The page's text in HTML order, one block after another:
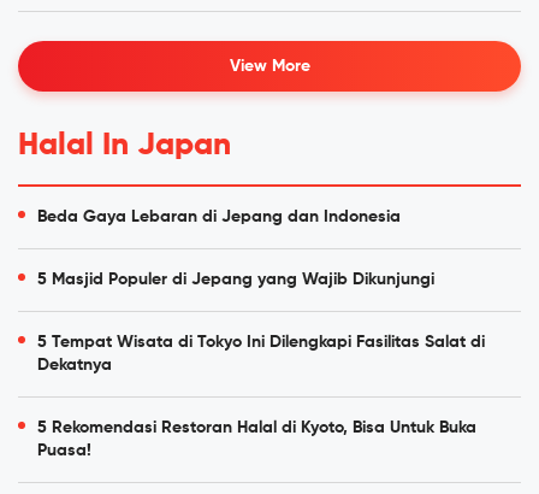
View More
Halal In Japan
Beda Gaya Lebaran di Jepang dan Indonesia
5 Masjid Populer di Jepang yang Wajib Dikunjungi
5 Tempat Wisata di Tokyo Ini Dilengkapi Fasilitas Salat di
Dekatnya
5 Rekomendasi Restoran Halal di Kyoto, Bisa Untuk Buka
Puasa!